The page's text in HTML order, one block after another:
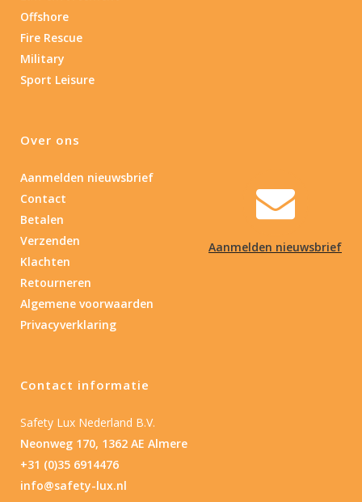
Aanmelden nieuwsbrief
Offshore
Fire Rescue
Military
Sport Leisure
Over ons
Aanmelden nieuwsbrief
Contact
Betalen
Verzenden
Klachten
Retourneren
Algemene voorwaarden
Privacyverklaring
Contact informatie
Safety Lux Nederland B.V.
Neonweg 170, 1362 AE Almere
+31 (0)35 6914476
info@safety-lux.nl